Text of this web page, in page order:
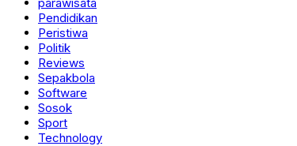
Pendidikan
Peristiwa
Politik
Reviews
Sepakbola
Software
Sosok
Sport
Technology